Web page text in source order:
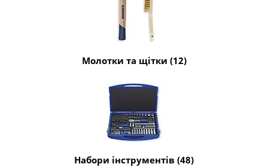
Молотки та щітки (12)
Набори інструментів (48)